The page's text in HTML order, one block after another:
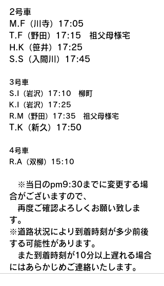
2号車
M.F（川寺）17:05
T.F（野田）17:15　祖父母様宅
H.K（笹井）17:25
S.S（入間川）17:45
3号車
S.I（岩沢）17:10　柳町
K.I（岩沢）17:25
R.M（野田）17:35　祖父母様宅
T.K（新久）17:50
4号車
R.A（双柳）15:10
※当日のpm9:30までに変更する場
合がございますので、
再度ご確認よろしくお願い致しま
す。
※道路状況により到着時刻が多少前後
する可能性があります。
また到着時刻が10分以上遅れる場合
にはあらかじめご連絡いたします。